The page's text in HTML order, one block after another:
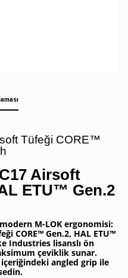
Tüfeği CORE™
Airsoft
ETU™ Gen.2
M-LOK ergonomisi:
CORE™ Gen.2, HAL ETU™
Industries lisanslı ön
çeviklik sunar.
içeriğindeki angled grip ile